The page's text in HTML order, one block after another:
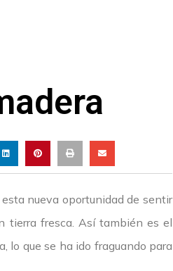
nueva oportunidad de sentir
tierra fresca. Así también es el
lo que se ha ido fraguando para